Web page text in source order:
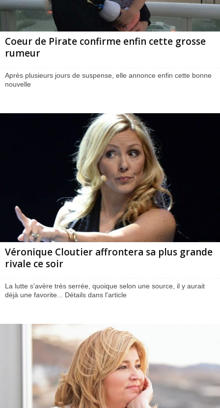
Coeur de Pirate confirme enfin cette grosse
rumeur
Après plusieurs jours de suspense, elle annonce enfin cette bonne
nouvelle
Véronique Cloutier affrontera sa plus grande
rivale ce soir
La lutte s'avère très serrée, quoique selon une source, il y aurait
déjà une favorite... Détails dans l'article